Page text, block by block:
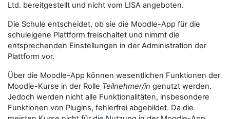
Ltd. bereitgestellt und nicht vom LISA angeboten.
Die Schule entscheidet, ob sie die Moodle-App für die
schuleigene Plattform freischaltet und nimmt die
entsprechenden Einstellungen in der Administration der
Plattform vor.
Über die Moodle-App können wesentlichen Funktionen der
Moodle-Kurse in der Rolle Teilnehmer/in genutzt werden.
Jedoch werden nicht alle Funktionalitäten, insbesondere
Funktionen von Plugins, fehlerfrei abgebildet. Da die